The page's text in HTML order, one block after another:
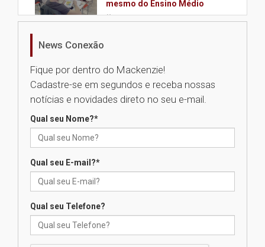
mesmo do Ensino Médio
04.08.2026
na educação dos filhos além da
escola
04.08.2026
docentes para debater
Professora do Mackenzie é
finalista do Prêmio Jabuti com
News Conexão
Fique por dentro do Mackenzie!
Cadastre-se em segundos e receba nossas
notícias e novidades direto no seu e-mail.
Qual seu Nome?*
Qual seu E-mail?*
Qual seu Telefone?